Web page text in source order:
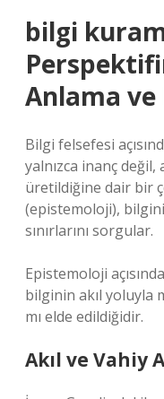
bilgi
Anlama ve
Bilgi felsefesi
yalnızca inanç değil,
üretildiğine dair bir
(epistemoloji),
sınırlarını sorgular.
Epistemoloji
bilginin akıl yoluyla
mı elde edildiğidir.
Akıl ve Vahiy